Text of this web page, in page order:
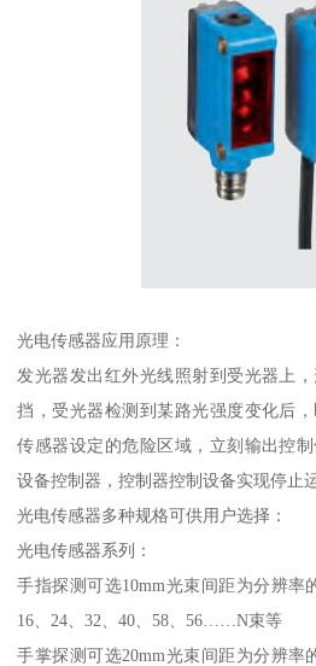
光电传感器应用原理：
发光器发出红外光线照射到受光器上
挡，受光器检测到某路光强度变化后
传感器设定的危险区域，立刻输出控
设备控制器，控制器控制设备实现停止
光电传感器多种规格可供用户选择：
光电传感器系列：
手指探测可选10mm光束间距为分辨率
16、24、32、40、58、56……N束等
手掌探测可选20mm光束间距为分辨率